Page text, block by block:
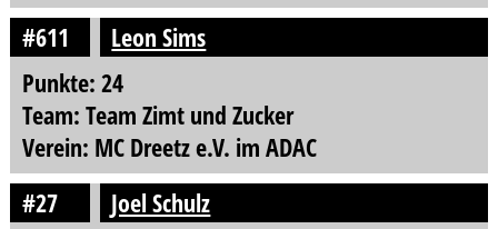
#611
Leon Sims
Punkte: 24
Team: Team Zimt und Zucker
Verein: MC Dreetz e.V. im ADAC
#27
Joel Schulz